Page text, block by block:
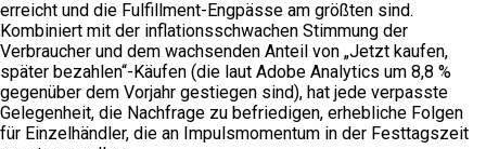
erreicht und die Fulfillment-Engpässe am größten sind.
Kombiniert mit der inflationsschwachen Stimmung der
Verbraucher und dem wachsenden Anteil von „Jetzt kaufen,
später bezahlen“-Käufen (die laut Adobe Analytics um 8,8 %
gegenüber dem Vorjahr gestiegen sind), hat jede verpasste
Gelegenheit, die Nachfrage zu befriedigen, erhebliche Folgen
für Einzelhändler, die an Impulsmomentum in der Festtagszeit